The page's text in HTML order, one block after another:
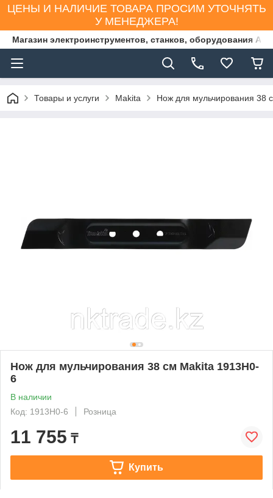
ЦЕНЫ И НАЛИЧИЕ ТОВАРА ПРОСИМ УТОЧНЯТЬ
У МЕНЕДЖЕРА!
Магазин электроинструментов, станков, оборудования
Товары и услуги Makita Нож для мульчирования 38
Нож для мульчирования 38 см Makita 1913H0-
6
В наличии
Код: 1913H0-6
Розница
11 755 ₸
Купить